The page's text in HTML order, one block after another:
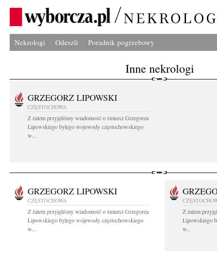
Nekrologi Odeszli Poradnik pogrzebowy
Inne nekrologi
GRZEGORZ LIPOWSKI
CZĘSTOCHOWA
Z żalem przyjęliśmy wiadomość o śmierci Grzegorza
Lipowskiego byłego wojewody częstochowskiego
w...
GRZEGORZ LIPOWSKI
CZĘSTOCHOWA
Z żalem przyjęliśmy wiadomość o śmierci Grzegorza
Lipowskiego byłego wojewody częstochowskiego
w...
Z żalem
Lipowskiego
w...